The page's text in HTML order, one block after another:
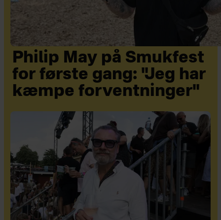
Philip May på Smukfest
for første gang: "Jeg har
kæmpe forventninger"